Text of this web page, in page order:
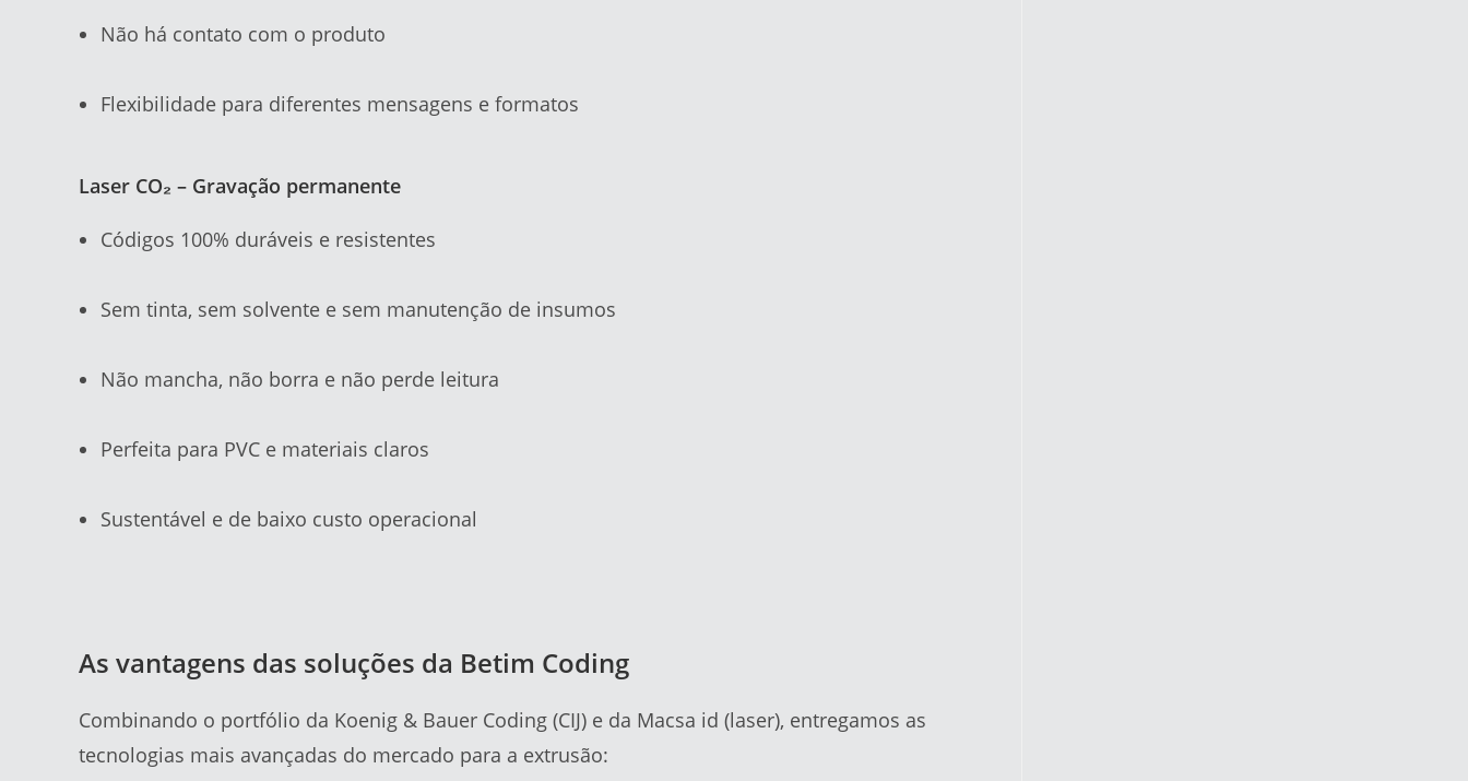
Não há contato com o produto
Flexibilidade para diferentes mensagens e formatos
Laser CO₂ – Gravação permanente
Códigos 100% duráveis e resistentes
Sem tinta, sem solvente e sem manutenção de insumos
Não mancha, não borra e não perde leitura
Perfeita para PVC e materiais claros
Sustentável e de baixo custo operacional
As vantagens das soluções da Betim Coding
Combinando o portfólio da Koenig & Bauer Coding (CIJ) e da Macsa id (laser), entregamos as
tecnologias mais avançadas do mercado para a extrusão: